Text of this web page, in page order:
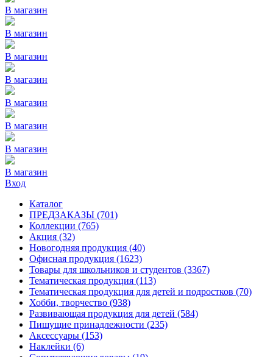
В магазин
В магазин
В магазин
В магазин
В магазин
В магазин
В магазин
В магазин
Вход
Каталог
ПРЕДЗАКАЗЫ (701)
Коллекции (765)
Акция (32)
Новогодняя продукция (40)
Офисная продукция (1623)
Товары для школьников и студентов (3367)
Тематическая продукция (113)
Тематическая продукция для детей и подростков (70)
Хобби, творчество (938)
Развивающая продукция для детей (584)
Пишущие принадлежности (235)
Аксессуары (153)
Наклейки (6)